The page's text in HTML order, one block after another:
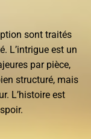
sont traités
L’intrigue est un
par pièce,
structuré, mais
L’histoire est